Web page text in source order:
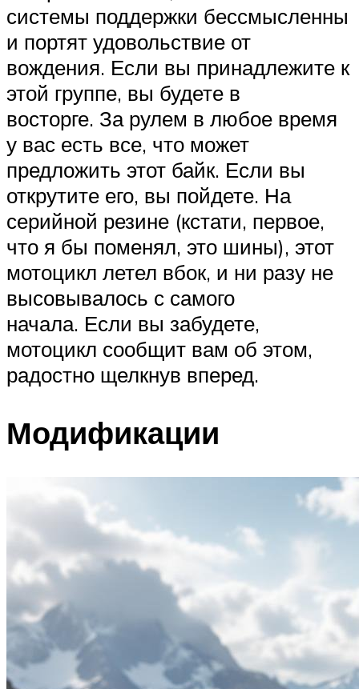
системы поддержки бессмысленны
и портят удовольствие от
вождения. Если вы принадлежите к
этой группе, вы будете в
восторге. За рулем в любое время
у вас есть все, что может
предложить этот байк. Если вы
открутите его, вы пойдете. На
серийной резине (кстати, первое,
что я бы поменял, это шины), этот
мотоцикл летел вбок, и ни разу не
высовывалось с самого
начала. Если вы забудете,
мотоцикл сообщит вам об этом,
радостно щелкнув вперед.
Модификации